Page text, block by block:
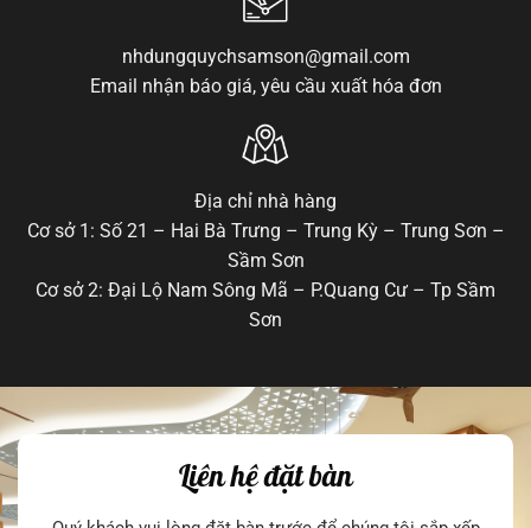
nhdungquychsamson@gmail.com
Email nhận báo giá, yêu cầu xuất hóa đơn
Địa chỉ nhà hàng
Cơ sở 1: Số 21 – Hai Bà Trưng – Trung Kỳ – Trung Sơn –
Sầm Sơn
Cơ sở 2: Đại Lộ Nam Sông Mã – P.Quang Cư – Tp Sầm
Sơn
Liên hệ đặt bàn